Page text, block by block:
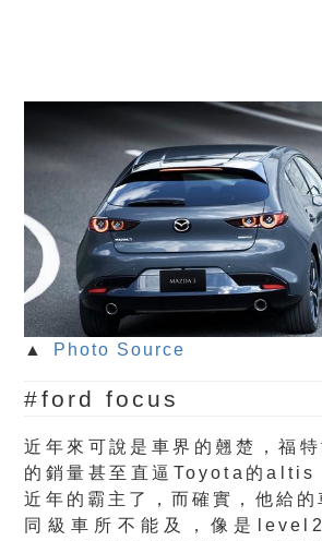
▲ Photo Source
#ford focus
近年來可說是車界的翹楚，福
的銷量甚至直逼Toyota的altis
近年的霸主了，而確實，他給的
同級車所不能及，像是